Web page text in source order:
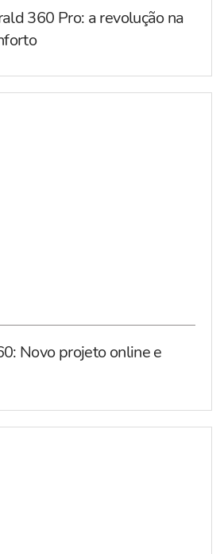
360 Pro: a revolução na
Novo projeto online e